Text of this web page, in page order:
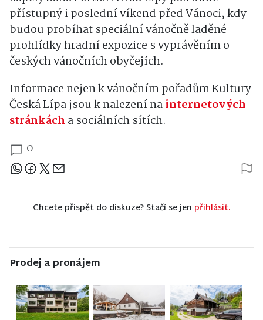
přístupný i poslední víkend před Vánoci, kdy
budou probíhat speciální vánočně laděné
prohlídky hradní expozice s vyprávěním o
českých vánočních obyčejích.
Informace nejen k vánočním pořadům Kultury
Česká Lípa jsou k nalezení nainternetových
stránkách a sociálních sítích.
0
Sdílejte článek
Chcete přispět do diskuze? Stačí se jen přihlásit.
Prodej a pronájem